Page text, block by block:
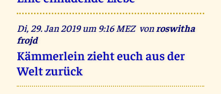
Di, 29. Jan 2019 um 9:16 MEZ von roswitha
frojd
Kämmerlein zieht euch aus der
Welt zurück